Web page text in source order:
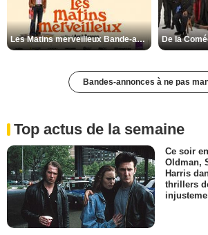
Les Matins merveilleux Bande-annonce VF
Bandes-annonces à ne pas
Top actus de la semaine
Ce soir
Oldman,
Harris
thrillers